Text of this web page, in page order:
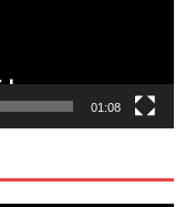
01:08